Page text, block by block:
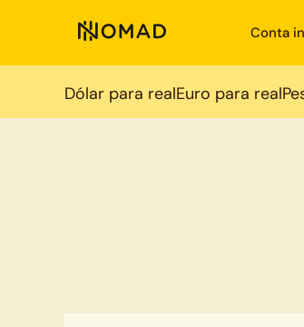
Conta
Dólar para realEuro para real